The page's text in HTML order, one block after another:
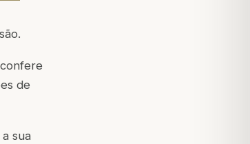
de
sua